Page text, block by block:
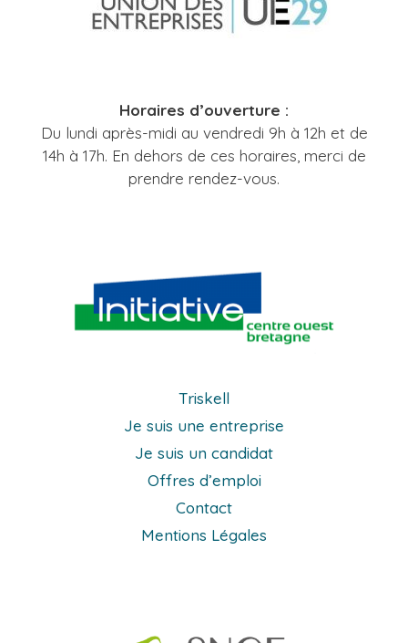
Horaires d’ouverture :
Du lundi après-midi au vendredi 9h à 12h et de
14h à 17h. En dehors de ces horaires, merci de
prendre rendez-vous.
Triskell
Je suis une entreprise
Je suis un candidat
Offres d’emploi
Contact
Mentions Légales